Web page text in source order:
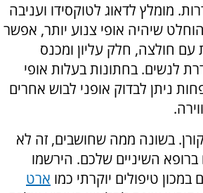
מומלץ לדאוג לטוקסידו ועניבה
שיהיה אופי צנוע יותר, אפשר
חולצה, חלק עליון ומכנס
לנשים. בחתונות בעלות אופי
ניתן לבדוק אופני לבוש אחרים
שמח וקורן. בשונה ממה שחושבים, זה לא
השיניים שלכם. הירשמו
טיפולים יוקרתי כמו ארט